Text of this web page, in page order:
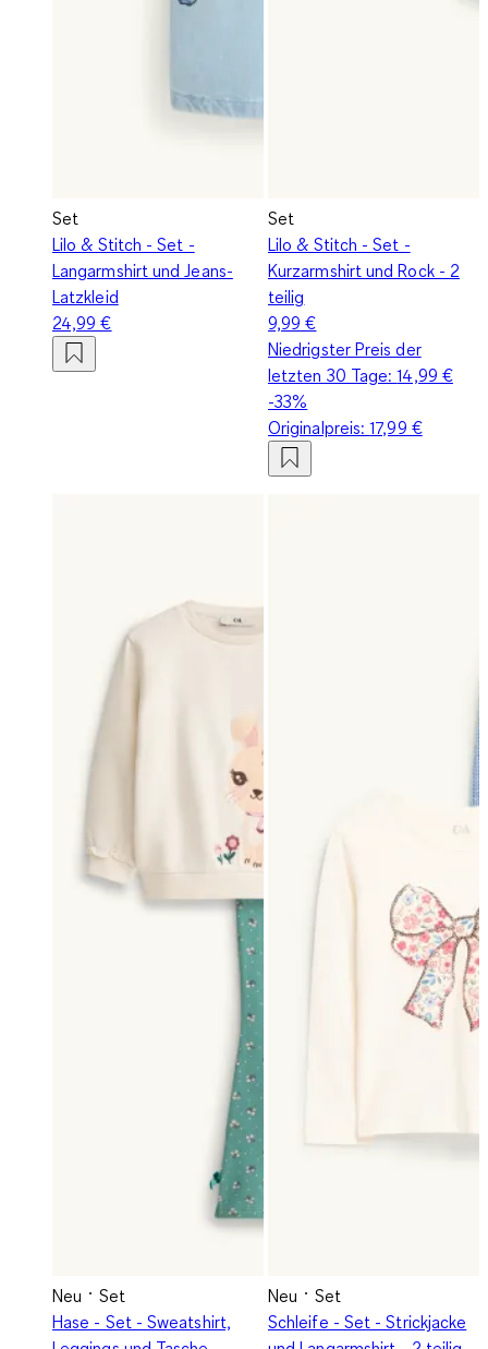
Set
Lilo & Stitch - Set -
Langarmshirt und Jeans-
Latzkleid
24,99 €
Set
Lilo & Stitch - Set -
Kurzarmshirt und Rock - 2
teilig
9,99 €
Niedrigster Preis der
letzten 30 Tage:14,99 €
-33%
Originalpreis:17,99 €
Neu
Set
Hase - Set - Sweatshirt,
Neu
Set
Schleife - Set - Strickjacke